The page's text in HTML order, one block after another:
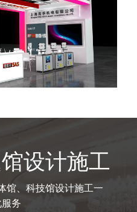
设计施工
馆、科技馆设计施工一
务